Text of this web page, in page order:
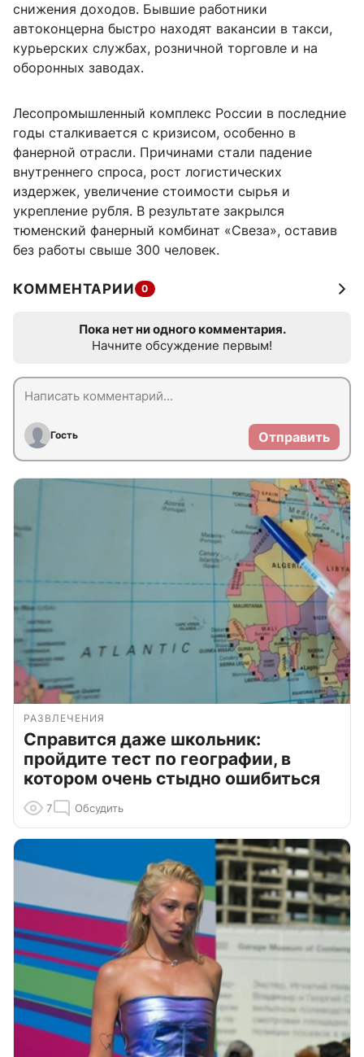
снижения доходов. Бывшие работники
автоконцерна быстро находят вакансии в такси,
курьерских службах, розничной торговле и на
оборонных заводах.
Лесопромышленный комплекс России в последние
годы сталкивается с кризисом, особенно в
фанерной отрасли. Причинами стали падение
внутреннего спроса, рост логистических
издержек, увеличение стоимости сырья и
укрепление рубля. В результате закрылся
тюменский фанерный комбинат «Свеза», оставив
без работы свыше 300 человек.
КОММЕНТАРИИ 0
Пока нет ни одного комментария.
Начните обсуждение первым!
Гость Отправить
РАЗВЛЕЧЕНИЯ
Справится даже школьник:
пройдите тест по географии, в
котором очень стыдно ошибиться
7 Обсудить